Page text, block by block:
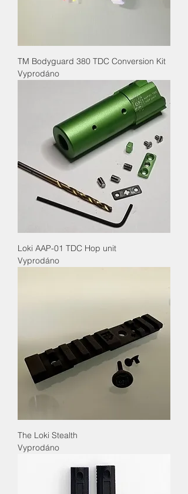
TM Bodyguard 380 TDC Conversion Kit
Vyprodáno
Loki AAP-01 TDC Hop unit
Vyprodáno
The Loki Stealth
Vyprodáno